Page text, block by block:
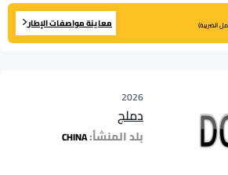
الضريبة) معاينة مواصفات الإطار
2026
دملج
بلد المنشأ:CHINA